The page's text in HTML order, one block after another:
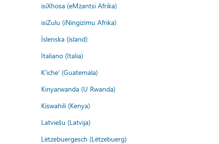
isiXhosa (eMzantsi Afrika)
isiZulu (iNingizimu Afrika)
Íslenska (ísland)
Italiano (Italia)
K'iche' (Guatemala)
Kinyarwanda (U Rwanda)
Kiswahili (Kenya)
Latviešu (Latvija)
Lëtzebuergesch (Lëtzebuerg)